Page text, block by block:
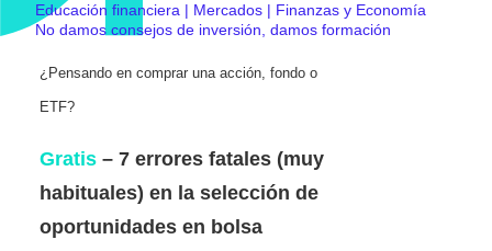
Educación financiera | Mercados | Finanzas y Economía
No damos consejos de inversión, damos formación
¿Pensando en comprar una acción, fondo o
ETF?
Gratis – 7 errores fatales (muy
habituales) en la selección de
oportunidades en bolsa